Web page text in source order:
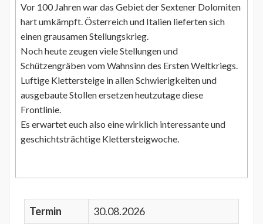
Vor 100 Jahren war das Gebiet der Sextener Dolomiten
hart umkämpft. Österreich und Italien lieferten sich
einen grausamen Stellungskrieg.
Noch heute zeugen viele Stellungen und
Schützengräben vom Wahnsinn des Ersten Weltkriegs.
Luftige Klettersteige in allen Schwierigkeiten und
ausgebaute Stollen ersetzen heutzutage diese
Frontlinie.
Es erwartet euch also eine wirklich interessante und
geschichtsträchtige Klettersteigwoche.
Termin
30.08.2026